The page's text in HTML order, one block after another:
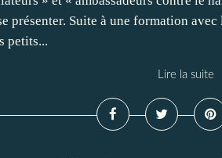
présenter. Suite à une formation
petits...
Lire la suite